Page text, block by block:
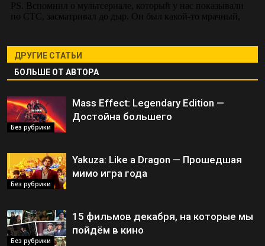
ДРУГИЕ СТАТЬИ
БОЛЬШЕ ОТ АВТОРА
Без рубрики
Mass Effect: Legendary Edition —
Достойна большего
Без рубрики
Yakuza: Like a Dragon — Прошедшая
мимо игра года
Без рубрики
15 фильмов декабря, на которые мы
пойдём в кино